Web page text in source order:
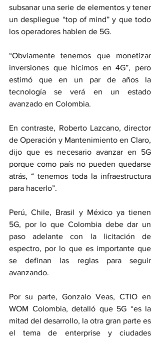
subsanar una serie de elementos y tener
un despliegue “top of mind” y que todo
los operadores hablen de 5G.
“Obviamente tenemos que monetizar
inversiones que hicimos en 4G”, pero
estimó que en un par de años la
tecnología se verá en un estado
avanzado en Colombia.
En contraste, Roberto Lazcano, director
de Operación y Mantenimiento en Claro,
dijo que es necesario avanzar en 5G
porque como país no pueden quedarse
atrás, “ tenemos toda la infraestructura
para hacerlo”.
Perú, Chile, Brasil y México ya tienen
5G, por lo que Colombia debe dar un
paso adelante con la licitación de
espectro, por lo que es importante que
se definan las reglas para seguir
avanzando.
Por su parte, Gonzalo Veas, CTIO en
WOM Colombia, detalló que 5G “es la
mitad del desarrollo, la otra gran parte es
el tema de enterprise y ciudades